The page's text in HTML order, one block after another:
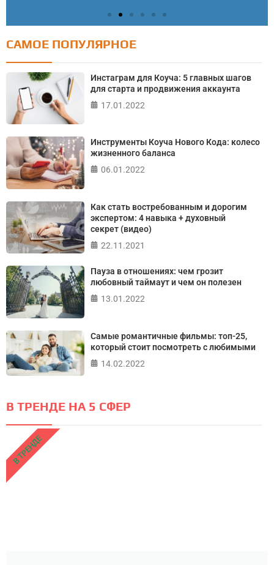
Тест: Как я контролирую свою жизнь?
Онлайн тест на основе шкалы локуса контроля
Джулиана Роттера
САМОЕ ПОПУЛЯРНОЕ
Инстаграм для Коуча: 5 главных шагов
для старта и продвижения аккаунта
17.01.2022
Инструменты Коуча Нового Кода: колесо
жизненного баланса
06.01.2022
Как стать востребованным и дорогим
экспертом: 4 навыка + духовный
секрет (видео)
22.11.2021
Пауза в отношениях: чем грозит
любовный таймаут и чем он полезен
13.01.2022
Самые романтичные фильмы: топ-25,
который стоит посмотреть с любимыми
14.02.2022
В ТРЕНДЕ НА 5 СФЕР
В ТРЕНДЕ